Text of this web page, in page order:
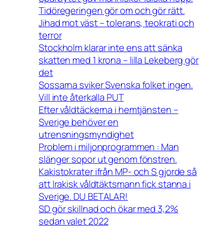
Tidöregeringen gör om och gör rätt.
Jihad mot väst – tolerans, teokrati och
terror
Stockholm klarar inte ens att sänka
skatten med 1 krona – lilla Lekeberg gör
det
Sossarna sviker Svenska folket ingen.
Vill inte återkalla PUT
Efter våldtäckerna i hemtjänsten –
Sverige behöver en
utrensningsmyndighet
Problem i miljonprogrammen : Man
slänger sopor ut genom fönstren.
Kakistokrater ifrån MP- och S gjorde så
att Irakisk våldtäktsmann fick stanna i
Sverige. DU BETALAR!
SD gör skillnad och ökar med 3,2%
sedan valet 2022